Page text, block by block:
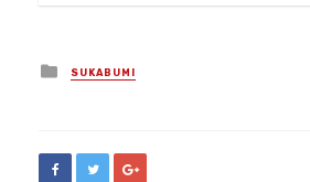
Posted
in
SUKABUMI